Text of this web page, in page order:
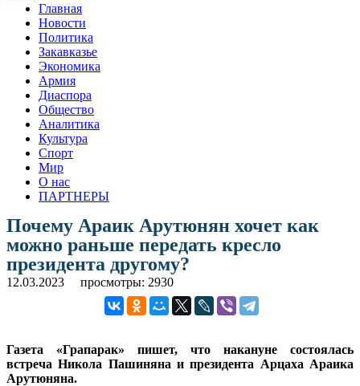
Главная
Новости
Политика
Закавказье
Экономика
Армия
Диаспора
Общество
Аналитика
Культура
Спорт
Мир
О нас
ПАРТНЕРЫ
Почему Араик Арутюнян хочет как
можно раньше передать кресло
президента другому?
12.03.2023 просмотры: 2930
Газета «Грапарак» пишет, что накануне состоялась
встреча Никола Пашиняна и президента Арцаха Араика
Арутюняна.